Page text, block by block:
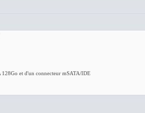
128Go et d'un connecteur mSATA/IDE